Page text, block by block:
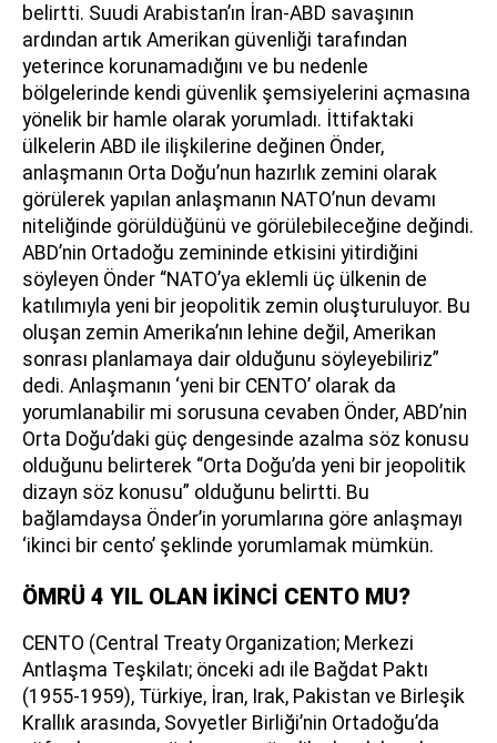
belirtti. Suudi Arabistan’ın İran-ABD savaşının
ardından artık Amerikan güvenliği tarafından
yeterince korunamadığını ve bu nedenle
bölgelerinde kendi güvenlik şemsiyelerini açmasına
yönelik bir hamle olarak yorumladı. İttifaktaki
ülkelerin ABD ile ilişkilerine değinen Önder,
anlaşmanın Orta Doğu’nun hazırlık zemini olarak
görülerek yapılan anlaşmanın NATO’nun devamı
niteliğinde görüldüğünü ve görülebileceğine değindi.
ABD’nin Ortadoğu zemininde etkisini yitirdiğini
söyleyen Önder “NATO’ya eklemli üç ülkenin de
katılımıyla yeni bir jeopolitik zemin oluşturuluyor. Bu
oluşan zemin Amerika’nın lehine değil, Amerikan
sonrası planlamaya dair olduğunu söyleyebiliriz”
dedi. Anlaşmanın ‘yeni bir CENTO’ olarak da
yorumlanabilir mi sorusuna cevaben Önder, ABD’nin
Orta Doğu’daki güç dengesinde azalma söz konusu
olduğunu belirterek “Orta Doğu’da yeni bir jeopolitik
dizayn söz konusu” olduğunu belirtti. Bu
bağlamdaysa Önder’in yorumlarına göre anlaşmayı
‘ikinci bir cento’ şeklinde yorumlamak mümkün.
ÖMRÜ 4 YIL OLAN İKİNCİ CENTO MU?
CENTO (Central Treaty Organization; Merkezi
Antlaşma Teşkilatı; önceki adı ile Bağdat Paktı
(1955-1959), Türkiye, İran, Irak, Pakistan ve Birleşik
Krallık arasında, Sovyetler Birliği’nin Ortadoğu’da